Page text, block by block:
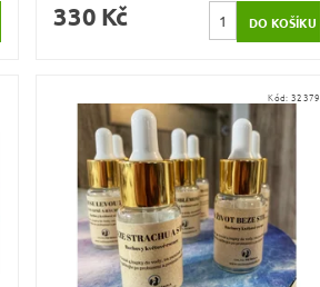
330 Kč
Kód: 32379